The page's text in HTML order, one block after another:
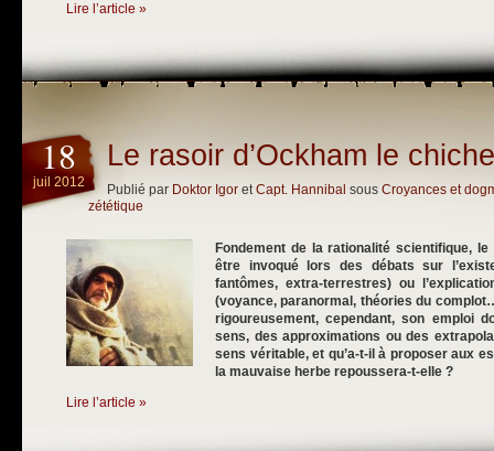
Lire l’article »
18
juil 2012
Le rasoir d’Ockham le chiche
Publié par Doktor Igor etCapt. Hannibal sous Croyances et
zététique
Fondement de la rationalité scientifique,
être invoqué lors des débats sur
fantômes, extra-terrestres) ou
(voyance, paranormal, théories du
rigoureusement, cependant, son emploi
sens, des approximations ou des
sens véritable, et qu’a-t-il à proposer aux
la mauvaise herbe repoussera-t-elle ?
Lire l’article »